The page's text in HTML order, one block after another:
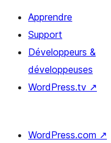
Apprendre
Support
Développeurs &
développeuses
WordPress.tv ↗
WordPress.com ↗